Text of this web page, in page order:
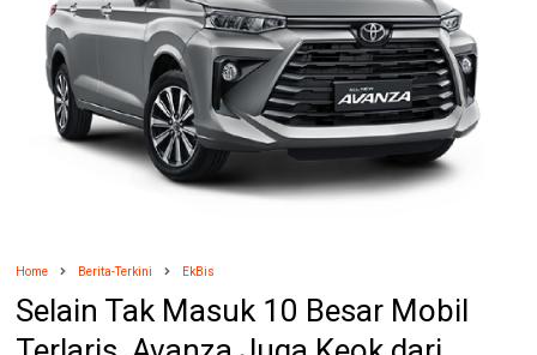
Home Berita-Terkini EkBis
Selain Tak Masuk 10 Besar Mobil